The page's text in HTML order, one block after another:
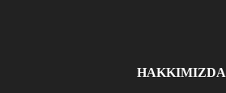
HAKKIMIZDA